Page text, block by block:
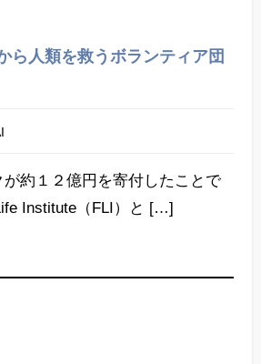
ら人類を救うボランティア団
約１２億円を寄付したことで
Institute（FLI）と […]